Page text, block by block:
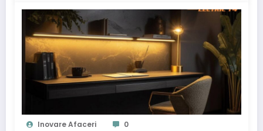
Inovare Afaceri 0